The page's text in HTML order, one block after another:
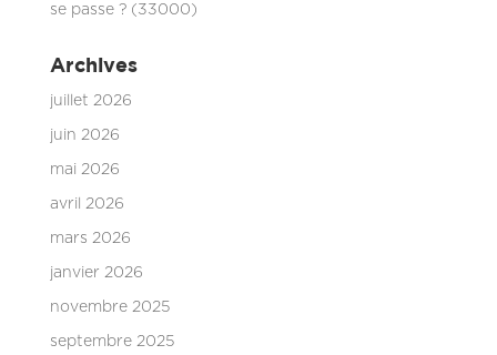
se passe ? (33000)
Archives
juillet 2026
juin 2026
mai 2026
avril 2026
mars 2026
janvier 2026
novembre 2025
septembre 2025